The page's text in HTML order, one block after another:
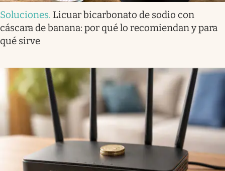
Soluciones. Licuar bicarbonato de sodio con
cáscara de banana: por qué lo recomiendan y para
qué sirve